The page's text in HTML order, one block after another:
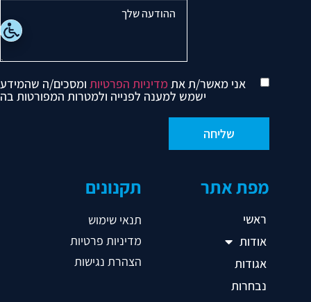
אני מאשר/ת אתמדיניות הפרטיות ומסכים/ה שהמידע
ישמש למענה לפנייה ולמטרות המפורטות בה
מפת אתר
ראשי
אודות
אגודות
נבחרות
תקנונים
תנאי שימוש
מדיניות פרטיות
הצהרת נגישות